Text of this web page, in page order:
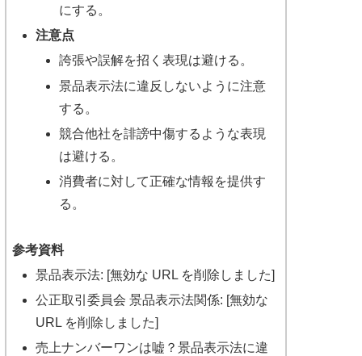
にする。
注意点
誇張や誤解を招く表現は避ける。
景品表示法に違反しないように注意
する。
競合他社を誹謗中傷するような表現
は避ける。
消費者に対して正確な情報を提供す
る。
参考資料
景品表示法: [無効な URL を削除しました]
公正取引委員会 景品表示法関係: [無効な
URL を削除しました]
売上ナンバーワンは嘘？景品表示法に違